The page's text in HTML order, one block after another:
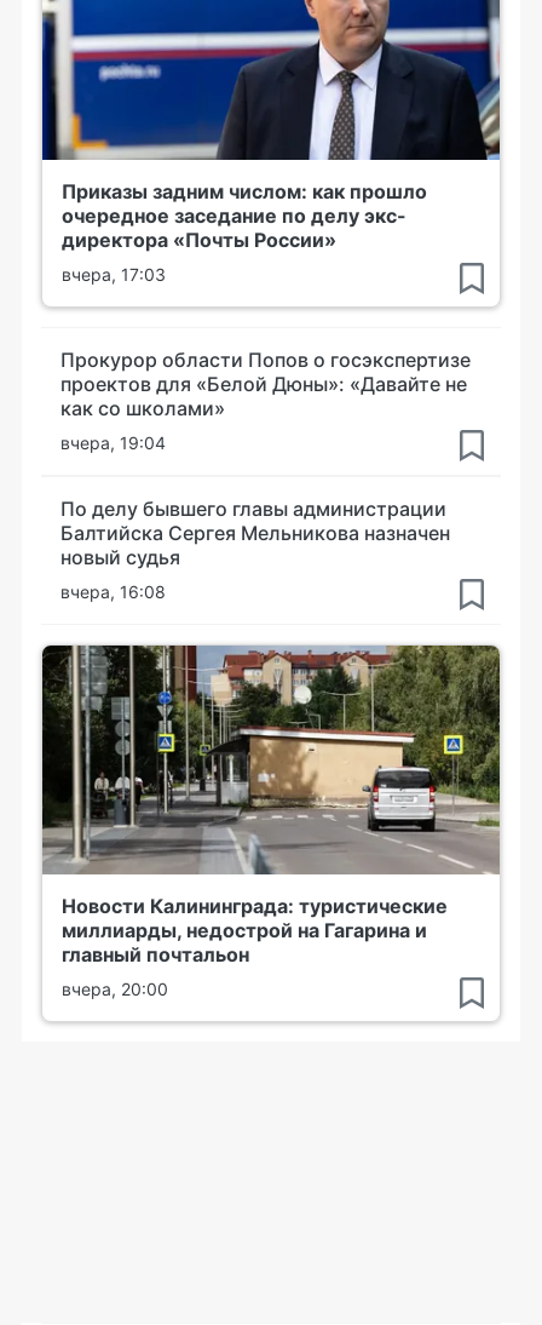
Приказы задним числом: как прошло
очередное заседание по делу экс-
директора «Почты России»
вчера, 17:03
Прокурор области Попов о госэкспертизе
проектов для «Белой Дюны»: «Давайте не
как со школами»
вчера, 19:04
По делу бывшего главы администрации
Балтийска Сергея Мельникова назначен
новый судья
вчера, 16:08
Новости Калининграда: туристические
миллиарды, недострой на Гагарина и
главный почтальон
вчера, 20:00